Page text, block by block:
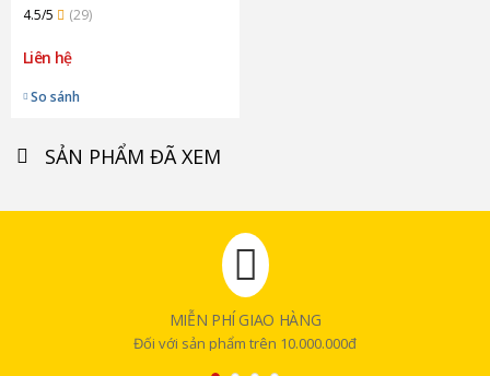
4.5/5
(29)
Liên hệ
So sánh
SẢN PHẨM ĐÃ XEM
MIỄN PHÍ GIAO HÀNG
Đối với sản phẩm trên 10.000.000đ